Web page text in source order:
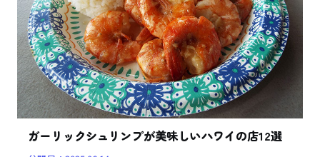
ガーリックシュリンプが美味しいハワイの店12選